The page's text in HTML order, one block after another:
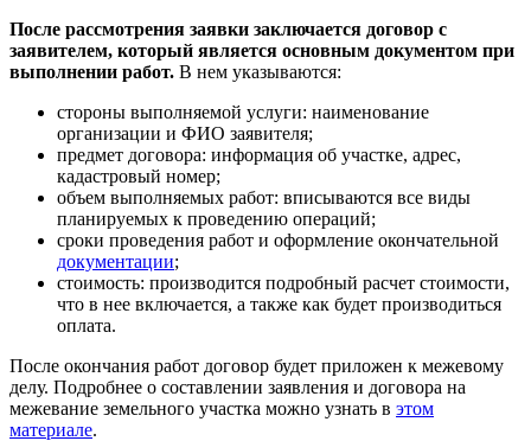
После рассмотрения заявки заключается договор с
заявителем, который является основным документом при
выполнении работ. В нем указываются:
стороны выполняемой услуги: наименование
организации и ФИО заявителя;
предмет договора: информация об участке, адрес,
кадастровый номер;
объем выполняемых работ: вписываются все виды
планируемых к проведению операций;
сроки проведения работ и оформление окончательной
документации;
стоимость: производится подробный расчет стоимости,
что в нее включается, а также как будет производиться
оплата.
После окончания работ договор будет приложен к межевому
делу. Подробнее о составлении заявления и договора на
межевание земельного участка можно узнать в этом
материале.